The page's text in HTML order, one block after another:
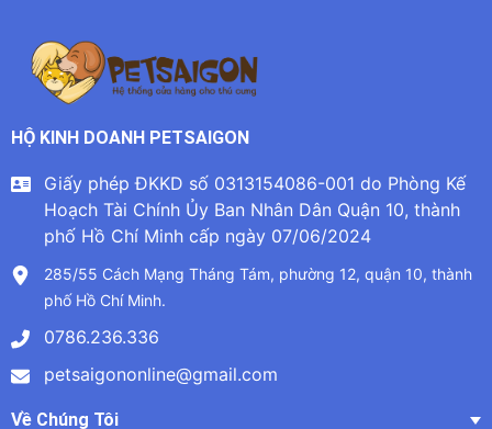
HỘ KINH DOANH PETSAIGON
Giấy phép ĐKKD số 0313154086-001 do Phòng Kế
Hoạch Tài Chính Ủy Ban Nhân Dân Quận 10, thành
phố Hồ Chí Minh cấp ngày 07/06/2024
285/55 Cách Mạng Tháng Tám, phường 12, quận 10, thành
phố Hồ Chí Minh.
0786.236.336
petsaigononline@gmail.com
Về Chúng Tôi